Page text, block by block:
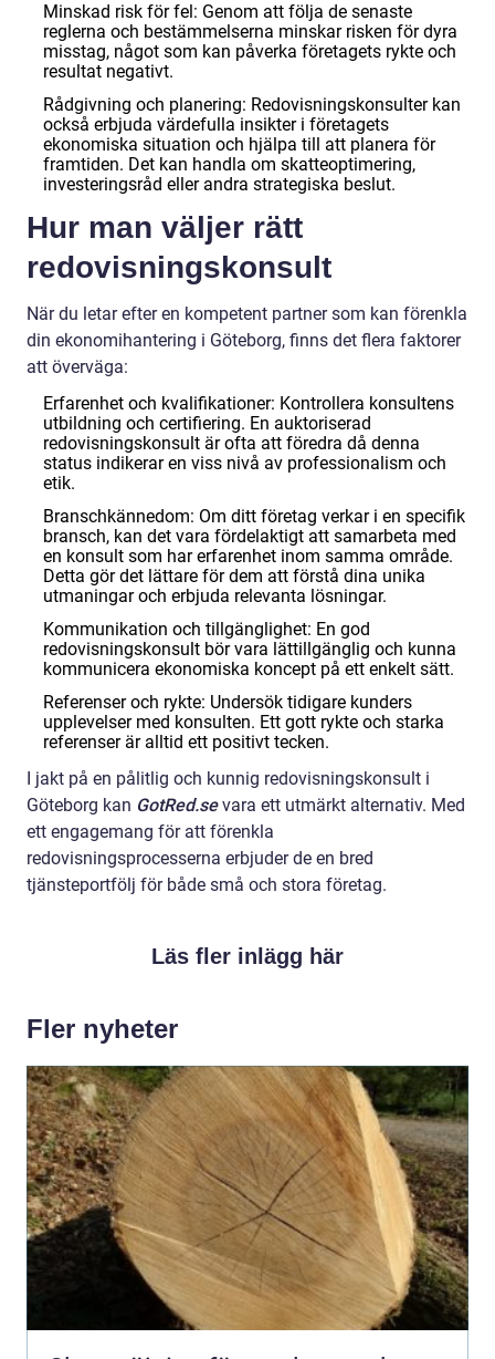
Minskad risk för fel: Genom att följa de senaste
reglerna och bestämmelserna minskar risken för dyra
misstag, något som kan påverka företagets rykte och
resultat negativt.
Rådgivning och planering: Redovisningskonsulter kan
också erbjuda värdefulla insikter i företagets
ekonomiska situation och hjälpa till att planera för
framtiden. Det kan handla om skatteoptimering,
investeringsråd eller andra strategiska beslut.
Hur man väljer rätt
redovisningskonsult
När du letar efter en kompetent partner som kan förenkla
din ekonomihantering i Göteborg, finns det flera faktorer
att överväga:
Erfarenhet och kvalifikationer: Kontrollera konsultens
utbildning och certifiering. En auktoriserad
redovisningskonsult är ofta att föredra då denna
status indikerar en viss nivå av professionalism och
etik.
Branschkännedom: Om ditt företag verkar i en specifik
bransch, kan det vara fördelaktigt att samarbeta med
en konsult som har erfarenhet inom samma område.
Detta gör det lättare för dem att förstå dina unika
utmaningar och erbjuda relevanta lösningar.
Kommunikation och tillgänglighet: En god
redovisningskonsult bör vara lättillgänglig och kunna
kommunicera ekonomiska koncept på ett enkelt sätt.
Referenser och rykte: Undersök tidigare kunders
upplevelser med konsulten. Ett gott rykte och starka
referenser är alltid ett positivt tecken.
I jakt på en pålitlig och kunnig redovisningskonsult i
Göteborg kan GotRed.sevara ett utmärkt alternativ. Med
ett engagemang för att förenkla
redovisningsprocesserna erbjuder de en bred
tjänsteportfölj för både små och stora företag.
Läs fler inlägg här
Fler nyheter